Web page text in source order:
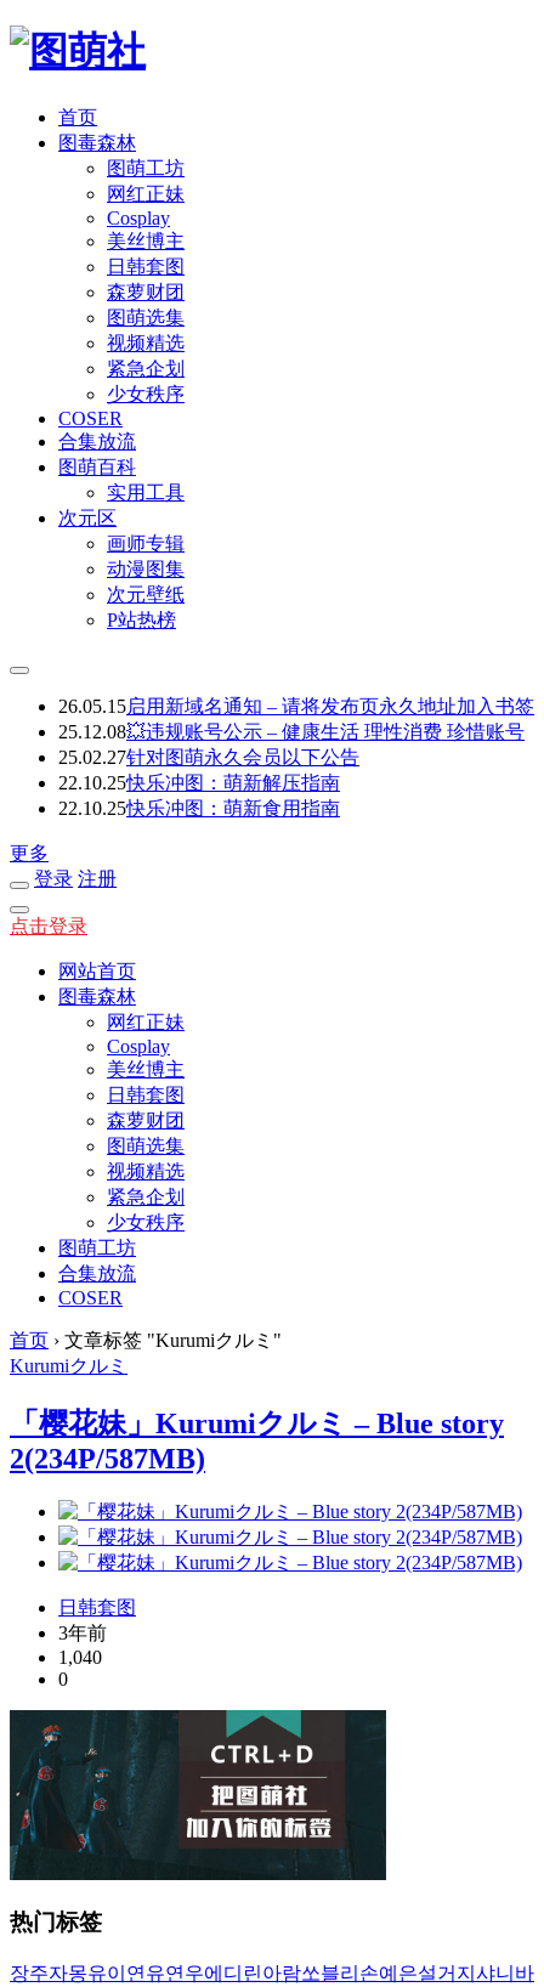
首页
图毒森林
图萌工坊
网红正妹
Cosplay
美丝博主
日韩套图
森萝财团
图萌选集
视频精选
紧急企划
少女秩序
COSER
合集放流
图萌百科
实用工具
次元区
画师专辑
动漫图集
次元壁纸
P站热榜
26.05.15启用新域名通知 – 请将发布页永久地址加入书签
25.12.08💥违规账号公示 – 健康生活 理性消费 珍惜账号
25.02.27针对图萌永久会员以下公告
22.10.25快乐冲图：萌新解压指南
22.10.25快乐冲图：萌新食用指南
更多
登录 注册
点击登录
网站首页
图毒森林
网红正妹
Cosplay
美丝博主
日韩套图
森萝财团
图萌选集
视频精选
紧急企划
少女秩序
图萌工坊
合集放流
COSER
首页 › 文章标签 "Kurumiクルミ"
Kurumiクルミ
「樱花妹」Kurumiクルミ – Blue story
2(234P/587MB)
日韩套图
3年前
1,040
0
热门标签
장주자몽유이 연유연우에디린아람쏘블리 손예은설거지 샤니 바